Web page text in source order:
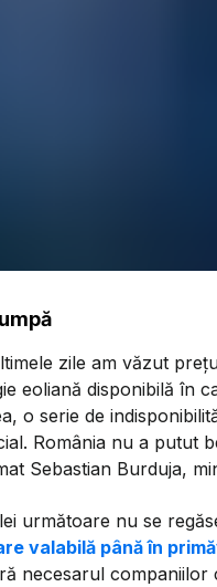
zile am văzut
eoliană disponibilă în
o serie de
România nu a putut
Sebastian Burduja,
următoare nu se
valabilă până în
necesarul companiilor